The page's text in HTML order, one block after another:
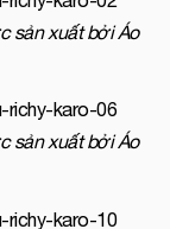
sản xuất bởi Áo
sản xuất bởi Áo